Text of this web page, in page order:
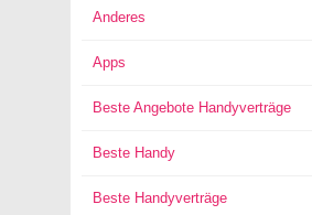
Anderes
Apps
Beste Angebote Handyverträge
Beste Handy
Beste Handyverträge